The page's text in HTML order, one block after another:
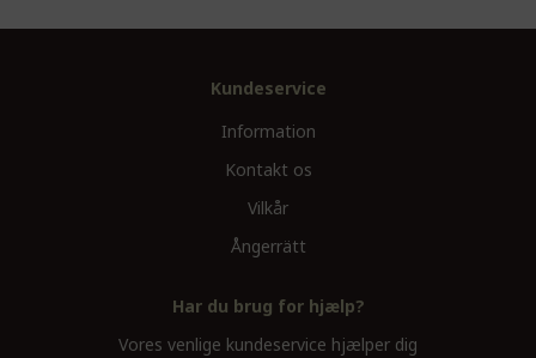
Kundeservice
Information
Kontakt os
Vilkår
Ångerrätt
Har du brug for hjælp?
Vores venlige kundeservice hjælper dig